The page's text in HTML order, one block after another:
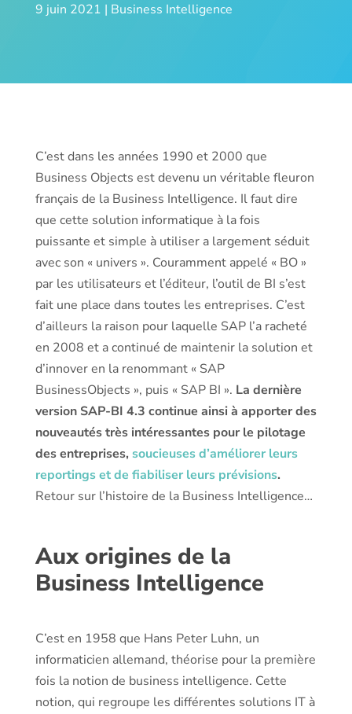
9 juin 2021 | Business Intelligence
C’est dans les années 1990 et 2000 que
Business Objects est devenu un véritable fleuron
français de la Business Intelligence. Il faut dire
que cette solution informatique à la fois
puissante et simple à utiliser a largement séduit
avec son « univers ». Couramment appelé « BO »
par les utilisateurs et l’éditeur, l’outil de BI s’est
fait une place dans toutes les entreprises. C’est
d’ailleurs la raison pour laquelle SAP l’a racheté
en 2008 et a continué de maintenir la solution et
d’innover en la renommant « SAP
BusinessObjects », puis « SAP BI ». La dernière
version SAP-BI 4.3 continue ainsi à apporter des
nouveautés très intéressantes pour le pilotage
des entreprises, soucieuses d’améliorer leurs
reportings et de fiabiliser leurs prévisions.
Retour sur l’histoire de la Business Intelligence…
Aux origines de la
Business Intelligence
C’est en 1958 que Hans Peter Luhn, un
informaticien allemand, théorise pour la première
fois la notion de business intelligence. Cette
notion, qui regroupe les différentes solutions IT à